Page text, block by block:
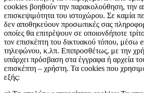
cookies βοηθούν την παρακολούθηση, την
επισκεψιμότητα του ιστοχώρου. Σε καμία
δεν αποθηκεύουν προσωπικές σας
οποίες θα επιτρέψουν σε οποιονδήποτε
τον επισκέπτη του δικτυακού τόπου, μέσω
τηλεφώνου, κ.λπ. Επιπροσθέτως, με την
υπάρχει πρόσβαση στα έγγραφα ή αρχεία
επισκέπτη – χρήστη. Τα cookies που
εξής: